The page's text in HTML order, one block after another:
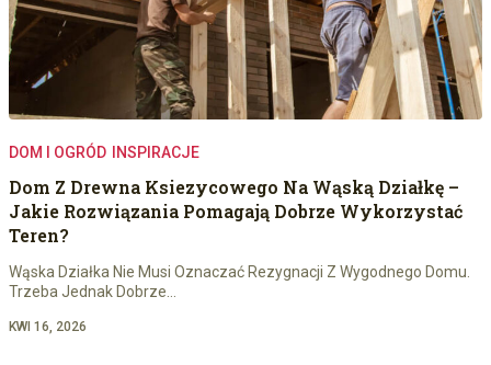
DOM I OGRÓD INSPIRACJE
Dom Z Drewna Ksiezycowego Na Wąską Działkę –
Jakie Rozwiązania Pomagają Dobrze Wykorzystać
Teren?
Wąska Działka Nie Musi Oznaczać Rezygnacji Z Wygodnego Domu.
Trzeba Jednak Dobrze…
KWI 16, 2026